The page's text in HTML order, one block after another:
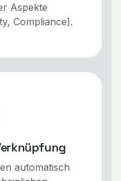
Aspekte
Compliance).
automatisch